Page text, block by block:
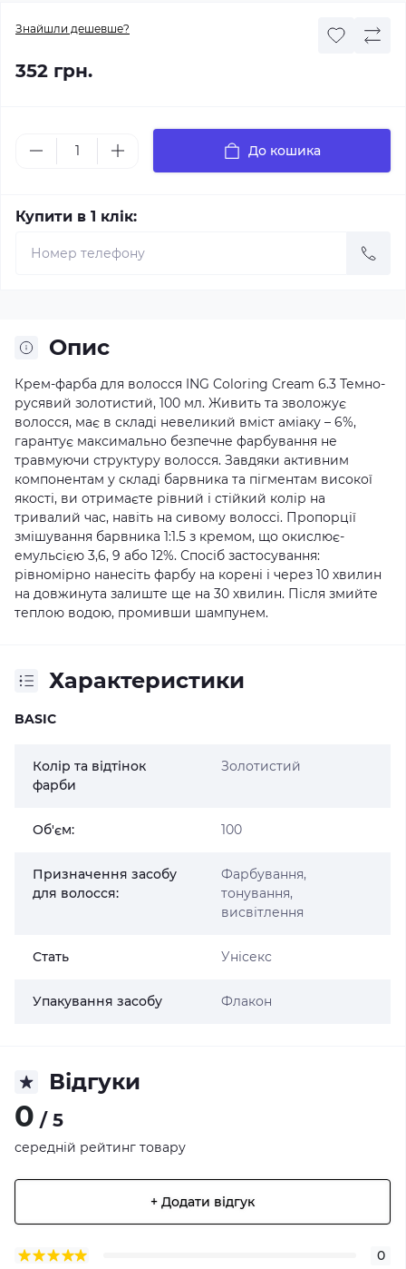
Знайшли дешевше?
352 грн.
До кошика
Купити в 1 клік:
Опис
Крем-фарба для волосся ING Coloring Cream 6.3 Темно-
русявий золотистий, 100 мл. Живить та зволожує
волосся, має в складі невеликий вміст аміаку – 6%,
гарантує максимально безпечне фарбування не
травмуючи структуру волосся. Завдяки активним
компонентам у складі барвника та пігментам високої
якості, ви отримаєте рівний і стійкий колір на
тривалий час, навіть на сивому волоссі. Пропорції
змішування барвника 1:1.5 з кремом, що окислює-
емульсією 3,6, 9 або 12%. Спосіб застосування:
рівномірно нанесіть фарбу на корені і через 10 хвилин
на довжинута залиште ще на 30 хвилин. Після змийте
теплою водою, промивши шампунем.
Характеристики
BASIC
Колір та відтінок
фарби
Золотистий
Об'єм: 100
Призначення засобу
для волосся:
Фарбування,
тонування,
висвітлення
Стать Унісекс
Упакування засобу Флакон
Відгуки
0 / 5
середній рейтинг товару
+ Додати відгук
0